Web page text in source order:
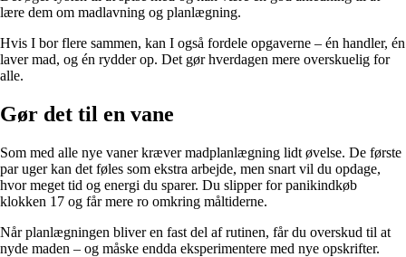
lære dem om madlavning og planlægning.
Hvis I bor flere sammen, kan I også fordele opgaverne – én handler, én
laver mad, og én rydder op. Det gør hverdagen mere overskuelig for
alle.
Gør det til en vane
Som med alle nye vaner kræver madplanlægning lidt øvelse. De første
par uger kan det føles som ekstra arbejde, men snart vil du opdage,
hvor meget tid og energi du sparer. Du slipper for panikindkøb
klokken 17 og får mere ro omkring måltiderne.
Når planlægningen bliver en fast del af rutinen, får du overskud til at
nyde maden – og måske endda eksperimentere med nye opskrifter.